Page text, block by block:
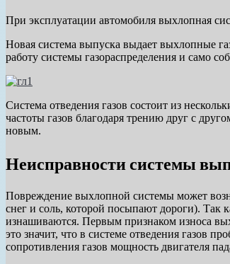
При эксплуатации автомобиля выхлопная
Новая система выпуска выдает выхлопные
работу системы газораспределения и само
Система отведения газов состоит из
частоты газов благодаря трению друг с
новым.
Неисправности системы
Повреждение выхлопной системы может
снег и соль, которой посыпают дороги). Так
изнашиваются. Первым признаком износа
это значит, что в системе отведения газов
сопротивления газов мощность двигателя